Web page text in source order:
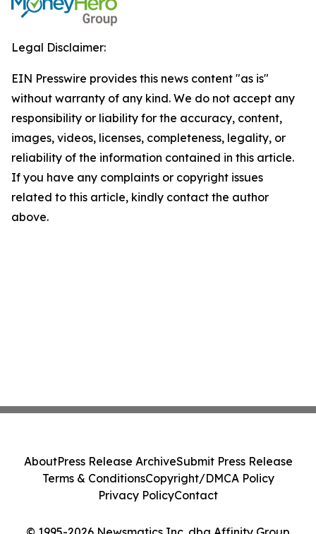
Legal Disclaimer:
EIN Presswire provides this news content "as is"
without warranty of any kind. We do not accept any
responsibility or liability for the accuracy, content,
images, videos, licenses, completeness, legality, or
reliability of the information contained in this article.
If you have any complaints or copyright issues
related to this article, kindly contact the author
above.
AboutPress Release ArchiveSubmit Press Release
Terms & ConditionsCopyright/DMCA Policy
Privacy PolicyContact